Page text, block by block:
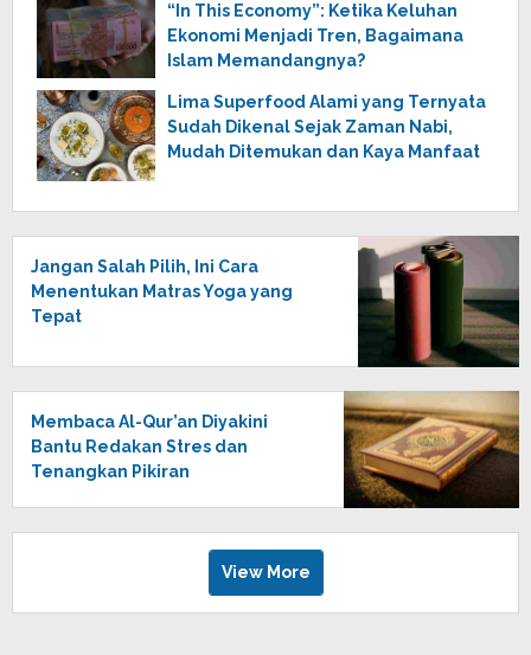
“In This Economy”: Ketika Keluhan
Ekonomi Menjadi Tren, Bagaimana
Islam Memandangnya?
Lima Superfood Alami yang Ternyata
Sudah Dikenal Sejak Zaman Nabi,
Mudah Ditemukan dan Kaya Manfaat
Jangan Salah Pilih, Ini Cara
Menentukan Matras Yoga yang
Tepat
Membaca Al-Qur’an Diyakini
Bantu Redakan Stres dan
Tenangkan Pikiran
View More